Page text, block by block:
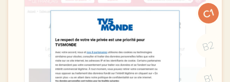
C1
B2
B1